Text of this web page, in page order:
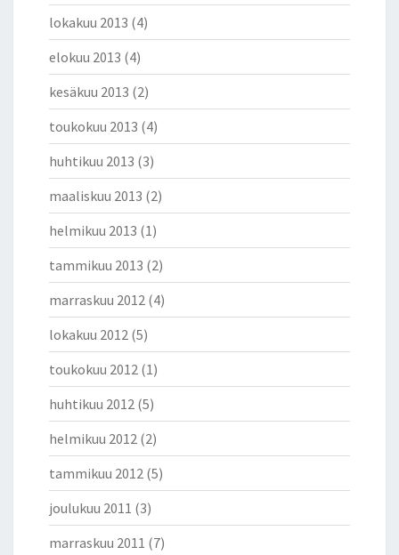
lokakuu 2013 (4)
elokuu 2013 (4)
kesäkuu 2013 (2)
toukokuu 2013 (4)
huhtikuu 2013 (3)
maaliskuu 2013 (2)
helmikuu 2013 (1)
tammikuu 2013 (2)
marraskuu 2012 (4)
lokakuu 2012 (5)
toukokuu 2012 (1)
huhtikuu 2012 (5)
helmikuu 2012 (2)
tammikuu 2012 (5)
joulukuu 2011 (3)
marraskuu 2011 (7)